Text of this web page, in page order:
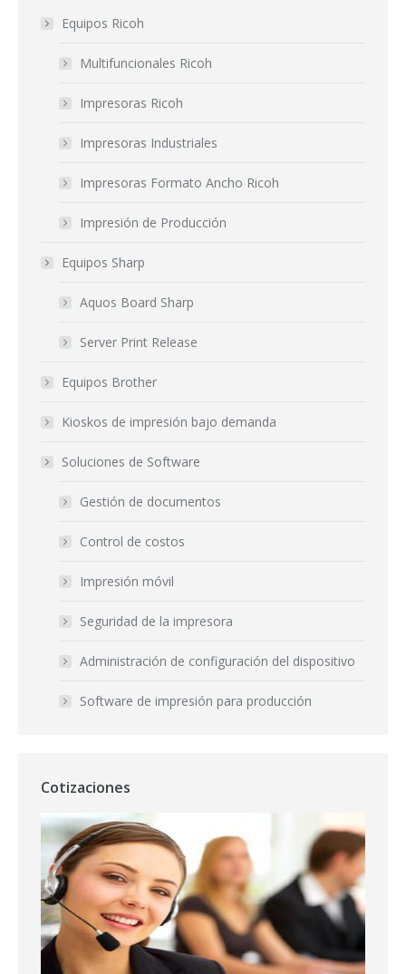
Equipos Ricoh
Multifuncionales Ricoh
Impresoras Ricoh
Impresoras Industriales
Impresoras Formato Ancho Ricoh
Impresión de Producción
Equipos Sharp
Aquos Board Sharp
Server Print Release
Equipos Brother
Kioskos de impresión bajo demanda
Soluciones de Software
Gestión de documentos
Control de costos
Impresión móvil
Seguridad de la impresora
Administración de configuración del dispositivo
Software de impresión para producción
Cotizaciones